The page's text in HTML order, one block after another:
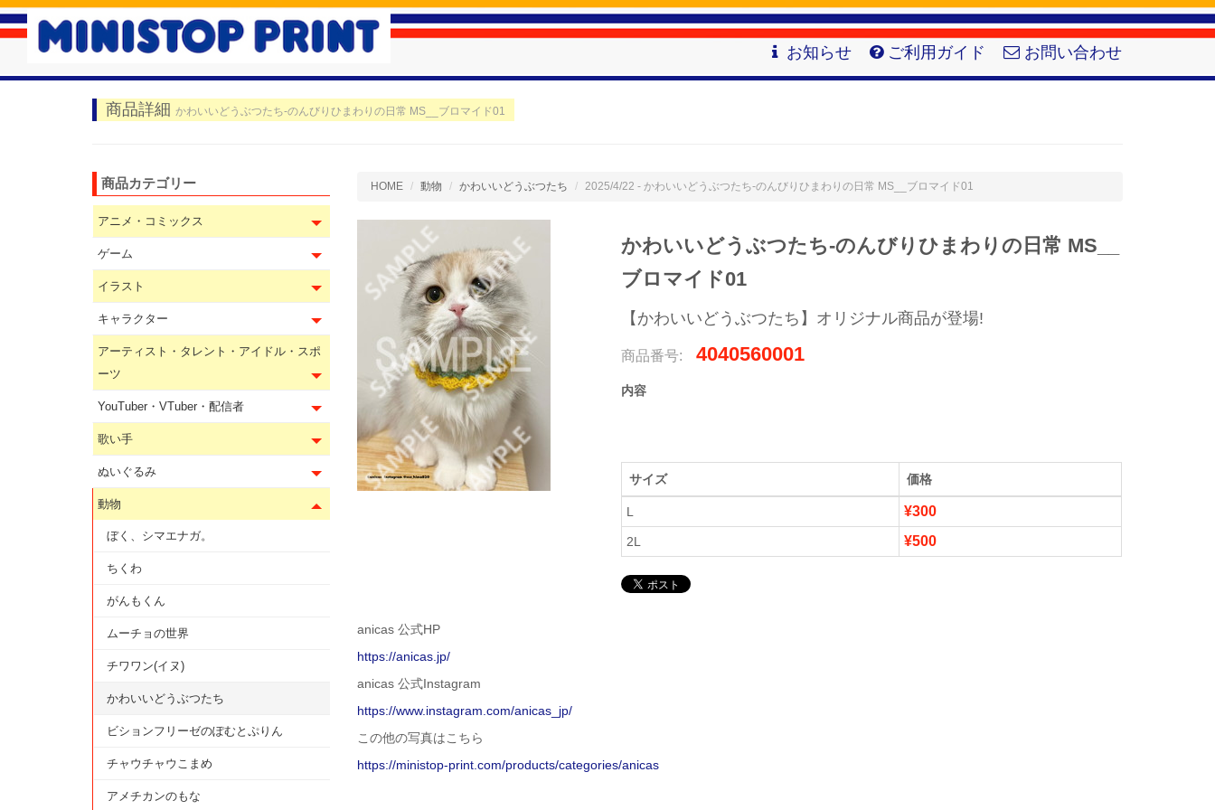
お知らせ ご利用ガイド お問い合わせ
商品詳細 かわいいどうぶつたち-のんびりひまわりの日常 MS__ブロマイド01
HOME 動物 かわいいどうぶつたち 2025/4/22 - かわいいどうぶつたち-のんびりひまわりの日常 MS__ブロマイド01
かわいいどうぶつたち-のんびりひまわりの日常 MS__
ブロマイド01
【かわいいどうぶつたち】オリジナル商品が登場!
商品番号: 4040560001
内容
サイズ 価格
L ¥300
2L ¥500
anicas 公式HP
https://anicas.jp/
anicas 公式Instagram
https://www.instagram.com/anicas_jp/
この他の写真はこちら
https://ministop-print.com/products/categories/anicas
商品カテゴリー
アニメ・コミックス
ゲーム
イラスト
キャラクター
アーティスト・タレント・アイドル・スポ
ーツ
YouTuber・VTuber・配信者
歌い手
ぬいぐるみ
動物
ぼく、シマエナガ。
ちくわ
がんもくん
ムーチョの世界
チワワン(イヌ)
かわいいどうぶつたち
ビションフリーゼのぽむとぷりん
チャウチャウこまめ
アメチカンのもな